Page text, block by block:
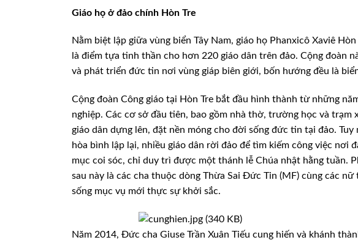
Giáo họ ở đảo chính Hòn Tre
Nằm biệt lập giữa vùng biển Tây Nam, giáo họ Phanxicô Xaviê
là điểm tựa tinh thần cho hơn 220 giáo dân trên đảo. Cộng đoàn
và phát triển đức tin nơi vùng giáp biên giới, bốn hướng đều là
Cộng đoàn Công giáo tại Hòn Tre bắt đầu hình thành từ những
nghiệp. Các cơ sở đầu tiên, bao gồm nhà thờ, trường học và
giáo dân dựng lên, đặt nền móng cho đời sống đức tin tại đảo.
hòa bình lập lại, nhiều giáo dân rời đảo để tìm kiếm công việc nơi
mục coi sóc, chỉ duy trì được một thánh lễ Chúa nhật hằng tuần.
sau này là các cha thuộc dòng Thừa Sai Đức Tin (MF) cùng các
sống mục vụ mới thực sự khởi sắc.
Năm 2014, Đức cha Giuse Trần Xuân Tiếu cung hiến và khánh